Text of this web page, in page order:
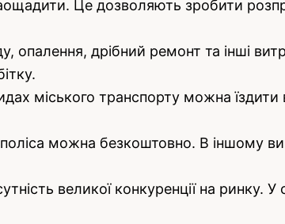
Це дозволяють зробити
опалення, дрібний ремонт та інші
міського транспорту можна їздити
можна безкоштовно. В іншому
великої конкуренції на ринку.